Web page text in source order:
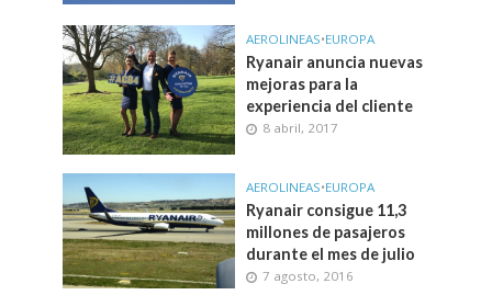
AEROLINEAS•EUROPA
Ryanair anuncia nuevas
mejoras para la
experiencia del cliente
8 abril, 2017
AEROLINEAS•EUROPA
Ryanair consigue 11,3
millones de pasajeros
durante el mes de julio
7 agosto, 2016